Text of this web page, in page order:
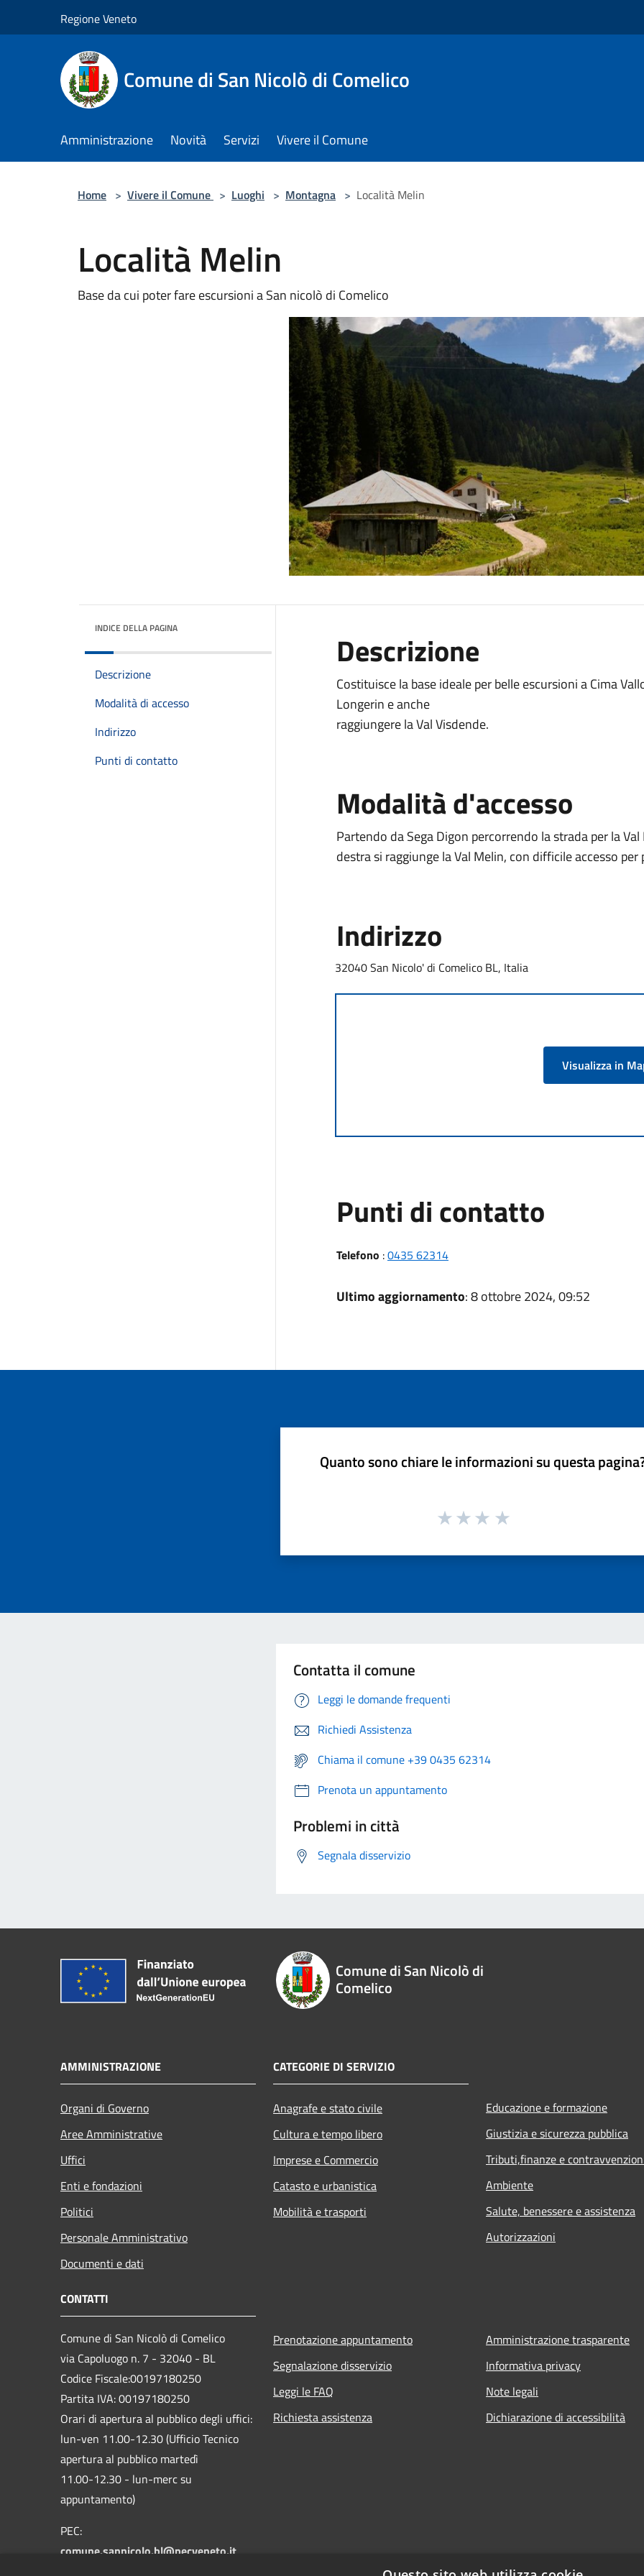
Regione Veneto
Comune di San Nicolò di Comelico
Amministrazione Novità Servizi Vivere il Comune
Home > Vivere il Comune > Luoghi > Montagna > Località Melin
Località Melin
Base da cui poter fare escursioni a San nicolò di Comelico
INDICE DELLA PAGINA
Descrizione
Modalità di accesso
Indirizzo
Punti di contatto
Descrizione
Costituisce la base ideale per belle escursioni a Cima
Longerin e anche
raggiungere la Val Visdende.
Modalità d'accesso
Partendo da Sega Digon percorrendo la strada per la
destra si raggiunge la Val Melin, con difficile accesso
Indirizzo
32040 San Nicolo' di Comelico BL, Italia
Visualizza in
Punti di contatto
Telefono :0435 62314
Ultimo aggiornamento: 8 ottobre 2024, 09:52
Quanto sono chiare le informazioni su questa
Contatta il comune
Leggi le domande frequenti
Richiedi Assistenza
Chiama il comune +39 0435 62314
Prenota un appuntamento
Problemi in città
Segnala disservizio
Comune di San Nicolò di
Comelico
AMMINISTRAZIONE
Organi di Governo
Aree Amministrative
Uffici
Enti e fondazioni
Politici
Personale Amministrativo
Documenti e dati
CATEGORIE DI SERVIZIO
Anagrafe e stato civile
Cultura e tempo libero
Imprese e Commercio
Catasto e urbanistica
Mobilità e trasporti
Educazione e formazione
Giustizia e sicurezza pubblica
Tributi,finanze e
Ambiente
Salute, benessere e assistenza
Autorizzazioni
CONTATTI
Comune di San Nicolò di Comelico
via Capoluogo n. 7 - 32040 - BL
Codice Fiscale:00197180250
Partita IVA: 00197180250
Orari di apertura al pubblico degli uffici:
lun-ven 11.00-12.30 (Ufficio Tecnico
apertura al pubblico martedì
11.00-12.30 - lun-merc su
appuntamento)
PEC:
comune.sannicolo.bl@pecveneto.it
Prenotazione appuntamento
Segnalazione disservizio
Leggi le FAQ
Richiesta assistenza
Amministrazione trasparente
Informativa privacy
Note legali
Dichiarazione di accessibilità